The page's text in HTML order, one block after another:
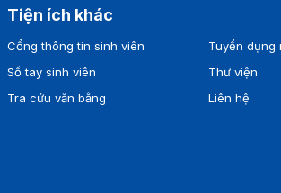
Tiện ích khác
Cổng thông tin sinh viên
Sổ tay sinh viên
Tra cứu văn bằng
Tuyển dụng
Thư viện
Liên hệ